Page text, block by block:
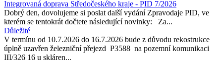
Integrovaná doprava Středočeského kraje - PID 7/2026
Dobrý den, dovolujeme si poslat další vydání Zpravodaje PID, ve
kterém se tentokrát dočtete následující novinky: Za...
Důležité
V termínu od 10.7.2026 do 16.7.2026 bude z důvodu rekostrukce
úplně uzavřen železniční přejezd P3588 na pozemní komunikaci
III/326 16 u skláren...